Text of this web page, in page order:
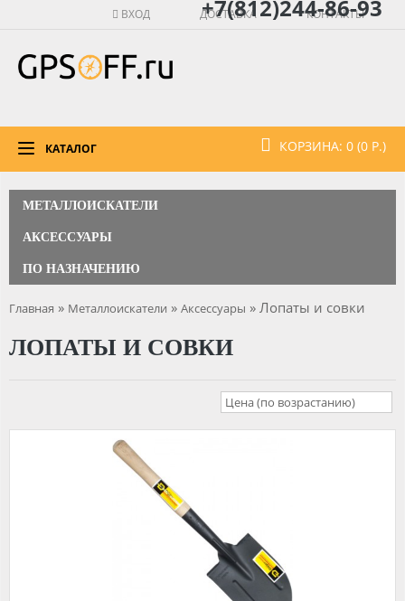
КОНТАКТЫ
ДОСТАВКА
ВХОД +7(812)244-86-93
КОРЗИНА: 0 (0 Р.)
КАТАЛОГ
МЕТАЛЛОИСКАТЕЛИ
АКСЕССУАРЫ
ПО НАЗНАЧЕНИЮ
Главная » Металлоискатели » Аксессуары » Лопаты и совки
ЛОПАТЫ И СОВКИ
Цена (по возрастанию)